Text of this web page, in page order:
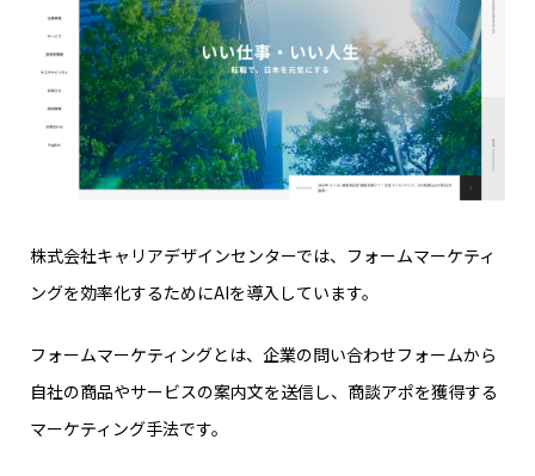
株式会社キャリアデザインセンターでは、フォームマーケティ
ングを効率化するためにAIを導入しています。
フォームマーケティングとは、企業の問い合わせフォームから
自社の商品やサービスの案内文を送信し、商談アポを獲得する
マーケティング手法です。